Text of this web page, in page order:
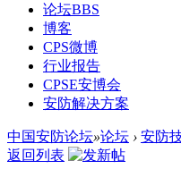
论坛BBS
博客
CPS微博
行业报告
CPSE安博会
安防解决方案
中国安防论坛»论坛 › 安防
返回列表